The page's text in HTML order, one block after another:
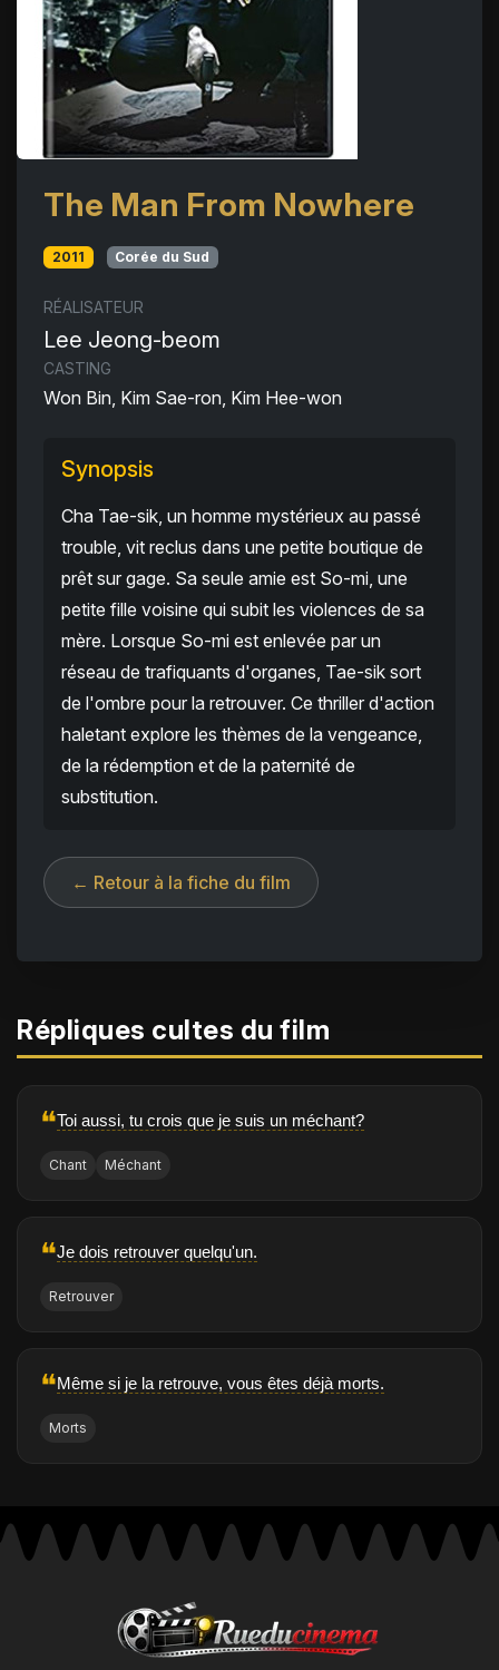
The Man From Nowhere
2011 Corée du Sud
RÉALISATEUR
Lee Jeong-beom
CASTING
Won Bin, Kim Sae-ron, Kim Hee-won
Synopsis
Cha Tae-sik, un homme mystérieux au passé
trouble, vit reclus dans une petite boutique de
prêt sur gage. Sa seule amie est So-mi, une
petite fille voisine qui subit les violences de sa
mère. Lorsque So-mi est enlevée par un
réseau de trafiquants d'organes, Tae-sik sort
de l'ombre pour la retrouver. Ce thriller d'action
haletant explore les thèmes de la vengeance,
de la rédemption et de la paternité de
substitution.
← Retour à la fiche du film
Répliques cultes du film
❝Toi aussi, tu crois que je suis un méchant?
Chant Méchant
❝Je dois retrouver quelqu'un.
Retrouver
❝Même si je la retrouve, vous êtes déjà morts.
Morts